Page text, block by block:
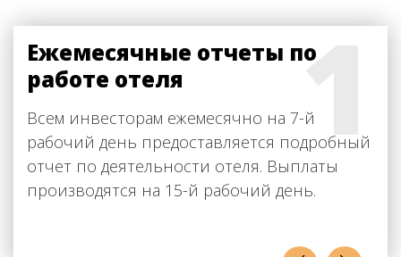
1
Ежемесячные отчеты по
работе отеля
Всем инвесторам ежемесячно на 7-й
рабочий день предоставляется подробный
отчет по деятельности отеля. Выплаты
производятся на 15-й рабочий день.